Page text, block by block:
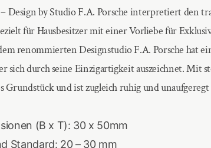
Design by Studio F.A. Porsche interpretiert den
für Hausbesitzer mit einer Vorliebe für
renommierten Designstudio F.A. Porsche hat
sich durch seine Einzigartigkeit auszeichnet. Mit
Grundstück und ist zugleich ruhig und unaufgeregt
(B x T): 30 x 50mm
Standard: 20 – 30 mm